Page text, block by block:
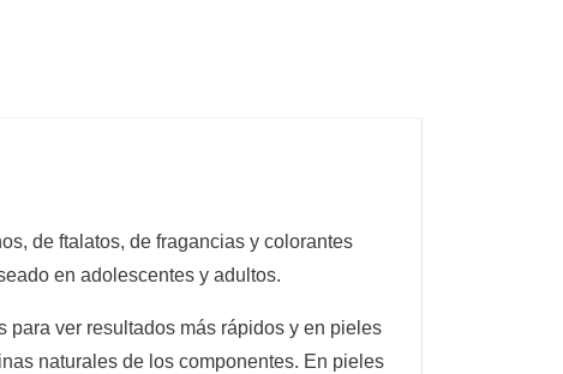
de ftalatos, de fragancias y colorantes
en adolescentes y adultos.
ver resultados más rápidos y en pieles
naturales de los componentes. En pieles